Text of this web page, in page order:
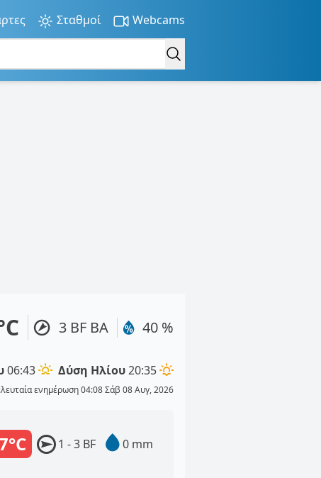
Σταθμοί Webcams
3 BF ΒΑ 40 %
06:43 Δύση Ηλίου20:35
ενημέρωση 04:08 Σάβ 08 Αυγ, 2026
1 - 3 BF 0 mm